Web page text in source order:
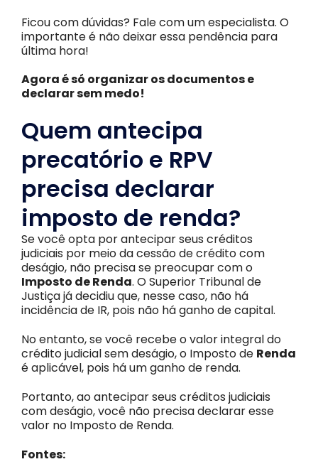
Ficou com dúvidas? Fale com um especialista. O
importante é não deixar essa pendência para
última hora!
Agora é só organizar os documentos e
declarar sem medo!
Quem antecipa
precatório e RPV
precisa declarar
imposto de renda?
Se você opta por antecipar seus créditos
judiciais por meio da cessão de crédito com
deságio, não precisa se preocupar com o
Imposto de Renda. O Superior Tribunal de
Justiça já decidiu que, nesse caso, não há
incidência de IR, pois não há ganho de capital.
No entanto, se você recebe o valor integral do
crédito judicial sem deságio, o Imposto de Renda
é aplicável, pois há um ganho de renda.
Portanto, ao antecipar seus créditos judiciais
com deságio, você não precisa declarar esse
valor no Imposto de Renda.
Fontes: